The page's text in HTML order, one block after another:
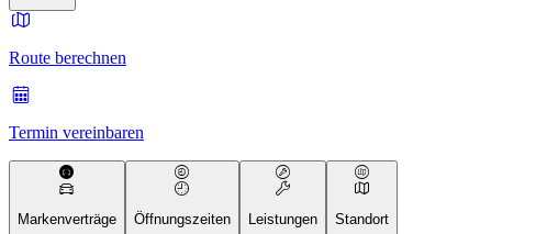
Route berechnen
Termin vereinbaren
Markenverträge Öffnungszeiten Leistungen Standort